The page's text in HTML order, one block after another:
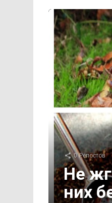
0 Репостов
Не
них